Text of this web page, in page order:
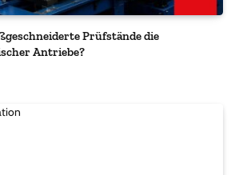
Prüfstände die
Antriebe?